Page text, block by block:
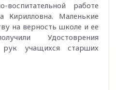
работе
Кирилловна. Маленькие
на верность школе и ее
Удостоврения
рук учащихся старших